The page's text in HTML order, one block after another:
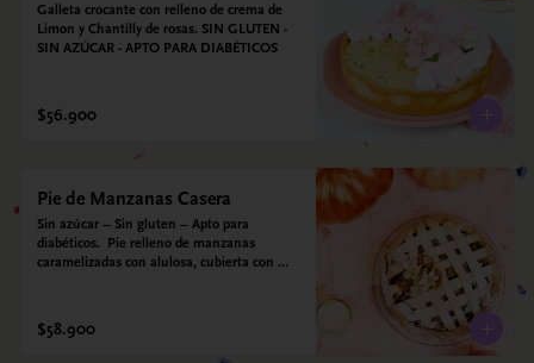
Galleta crocante con relleno de crema de
Limon y Chantilly de rosas. SIN GLUTEN -
SIN AZÚCAR - APTO PARA DIABÉTICOS
$56.900
Pie de Manzanas Casera
Sin azúcar – Sin gluten – Apto para
diabéticos.  Pie relleno de manzanas
caramelizadas con alulosa, cubierta con
de leche de coco y que envuelve todos los
sabores.
$58.900